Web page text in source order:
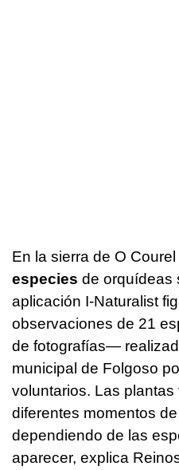
En la sierra de O
especies de orquídeas
aplicación I-Naturalist
observaciones de 21
de fotografías—
municipal de Folgoso
voluntarios. Las
diferentes momentos
dependiendo de las
aparecer, explica